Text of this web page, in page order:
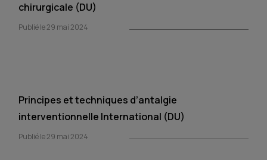
chirurgicale (DU)
Publié le 29 mai 2024
Principes et techniques d’antalgie
interventionnelle International (DU)
Publié le 29 mai 2024